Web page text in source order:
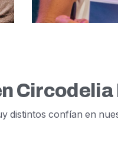
Circodelia
distintos confían en